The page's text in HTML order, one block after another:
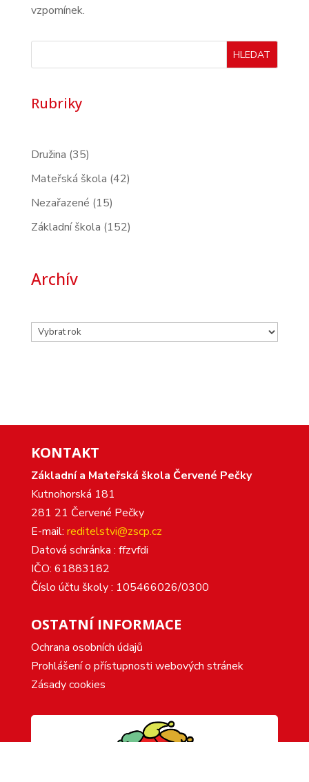
vzpomínek.
HLEDAT
Rubriky
Družina (35)
Mateřská škola (42)
Nezařazené (15)
Základní škola (152)
Archív
Archivy
KONTAKT
Základní a Mateřská škola Červené Pečky
Kutnohorská 181
281 21 Červené Pečky
E-mail: reditelstvi@zscp.cz
Datová schránka : ffzvfdi
IČO: 61883182
Číslo účtu školy : 105466026/0300
OSTATNÍ INFORMACE
Ochrana osobních údajů
Prohlášení o přístupnosti webových stránek
Zásady cookies